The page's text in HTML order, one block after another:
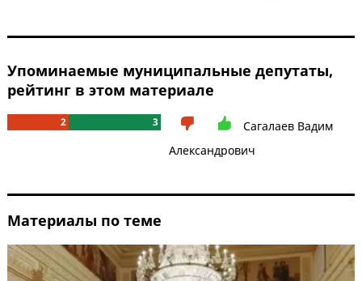
Упоминаемые муниципальные депутаты,
рейтинг в этом материале
2 3
Сагалаев Вадим
Александрович
Материалы по теме